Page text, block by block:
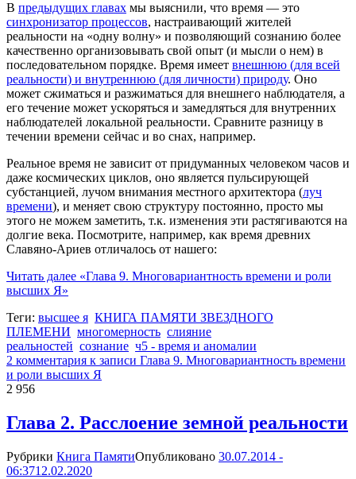
В предыдущих главах мы выяснили, что время — это
синхронизатор процессов, настраивающий жителей
реальности на «одну волну» и позволяющий сознанию более
качественно организовывать свой опыт (и мысли о нем) в
последовательном порядке. Время имеет внешнюю (для всей
реальности) и внутреннюю (для личности) природу. Оно
может сжиматься и разжиматься для внешнего наблюдателя, а
его течение может ускоряться и замедляться для внутренних
наблюдателей локальной реальности. Сравните разницу в
течении времени сейчас и во снах, например.
Реальное время не зависит от придуманных человеком часов и
даже космических циклов, оно является пульсирующей
субстанцией, лучом внимания местного архитектора (луч
времени), и меняет свою структуру постоянно, просто мы
этого не можем заметить, т.к. изменения эти растягиваются на
долгие века. Посмотрите, например, как время древних
Славяно-Ариев отличалось от нашего:
Читать далее «Глава 9. Многовариантность времени и роли
высших Я»
Теги: высшее я КНИГА ПАМЯТИ ЗВЕЗДНОГО
ПЛЕМЕНИ многомерность слияние
реальностей сознание ч5 - время и аномалии
2 комментария к записи Глава 9. Многовариантность времени
и роли высших Я
2 956
Глава 2. Расслоение земной реальности
Рубрики Книга ПамятиОпубликовано 30.07.2014 -
06:3712.02.2020